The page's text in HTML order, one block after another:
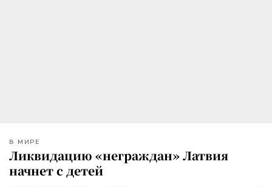
В МИРЕ
Ликвидацию «неграждан» Латвия
начнет с детей